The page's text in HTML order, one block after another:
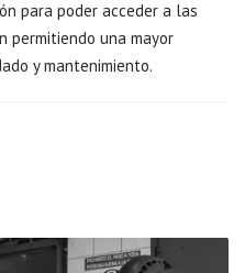
para poder acceder a las
permitiendo una mayor
y mantenimiento.